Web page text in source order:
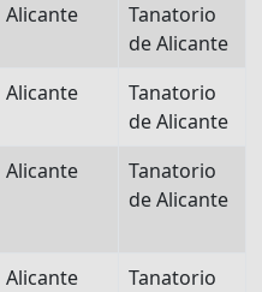
Alicante
Tanatorio
de Alicante
Alicante
Tanatorio
de Alicante
Alicante
Tanatorio
de Alicante
Alicante
Tanatorio